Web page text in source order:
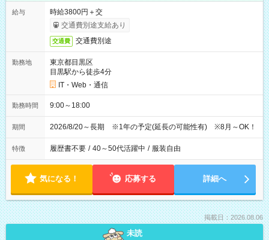
給与
時給3800円＋交
交通費別途支給あり
交通費 交通費別途
勤務地
東京都目黒区
目黒駅から徒歩4分
IT・Web・通信
勤務時間 9:00～18:00
期間 2026/8/20～長期 ※1年の予定(延長の可能性有) ※8月～OK！
特徴 履歴書不要 / 40～50代活躍中 / 服装自由
気になる！ 応募する 詳細へ
掲載日：2026.08.06
未読